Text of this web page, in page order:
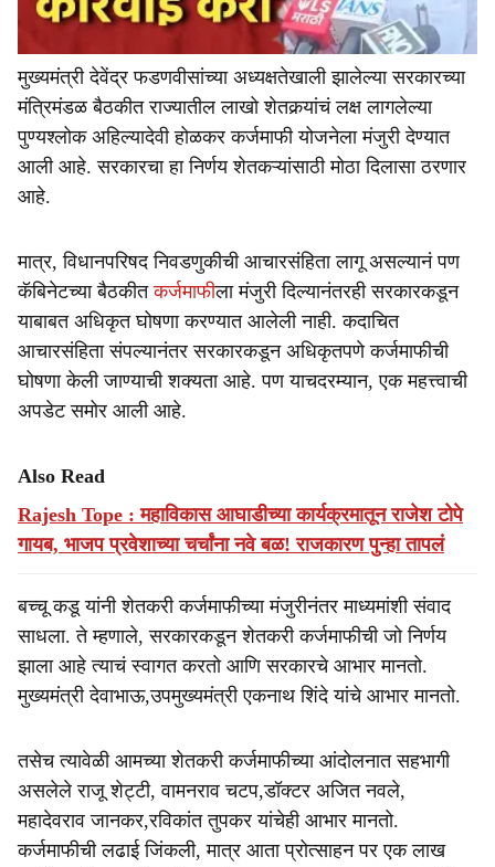
मुख्यमंत्री देवेंद्र फडणवीसांच्या अध्यक्षतेखाली झालेल्या सरकारच्या
मंत्रिमंडळ बैठकीत राज्यातील लाखो शेतकर्‍यांचं लक्ष लागलेल्या
पुण्यश्लोक अहिल्यादेवी होळकर कर्जमाफी योजनेला मंजुरी देण्यात
आली आहे. सरकारचा हा निर्णय शेतकऱ्यांसाठी मोठा दिलासा ठरणार
आहे.
मात्र, विधानपरिषद निवडणुकीची आचारसंहिता लागू असल्यानं पण
कॅबिनेटच्या बैठकीतकर्जमाफीला मंजुरी दिल्यानंतरही सरकारकडून
याबाबत अधिकृत घोषणा करण्यात आलेली नाही. कदाचित
आचारसंहिता संपल्यानंतर सरकारकडून अधिकृतपणे कर्जमाफीची
घोषणा केली जाण्याची शक्यता आहे. पण याचदरम्यान, एक महत्त्वाची
अपडेट समोर आली आहे.
Also Read
Rajesh Tope : महाविकास आघाडीच्या कार्यक्रमातून राजेश टोपे
गायब, भाजप प्रवेशाच्या चर्चांना नवे बळ! राजकारण पुन्हा तापलं
बच्चू कडू यांनी शेतकरी कर्जमाफीच्या मंजुरीनंतर माध्यमांशी संवाद
साधला. ते म्हणाले, सरकारकडून शेतकरी कर्जमाफीची जो निर्णय
झाला आहे त्याचं स्वागत करतो आणि सरकारचे आभार मानतो.
मुख्यमंत्री देवाभाऊ,उपमुख्यमंत्री एकनाथ शिंदे यांचे आभार मानतो.
तसेच त्यावेळी आमच्या शेतकरी कर्जमाफीच्या आंदोलनात सहभागी
असलेले राजू शेट्टी, वामनराव चटप,डॉक्टर अजित नवले,
महादेवराव जानकर,रविकांत तुपकर यांचेही आभार मानतो.
कर्जमाफीची लढाई जिंकली, मात्र आता प्रोत्साहन पर एक लाख